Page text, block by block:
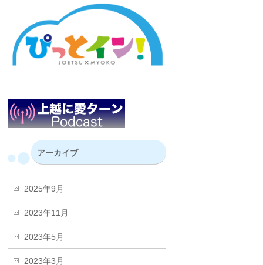
アーカイブ
2025年9月
2023年11月
2023年5月
2023年3月